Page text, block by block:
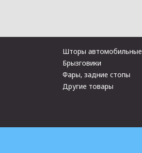
Шторы автомобильные
Брызговики
Фары, задние стопы
Другие товары